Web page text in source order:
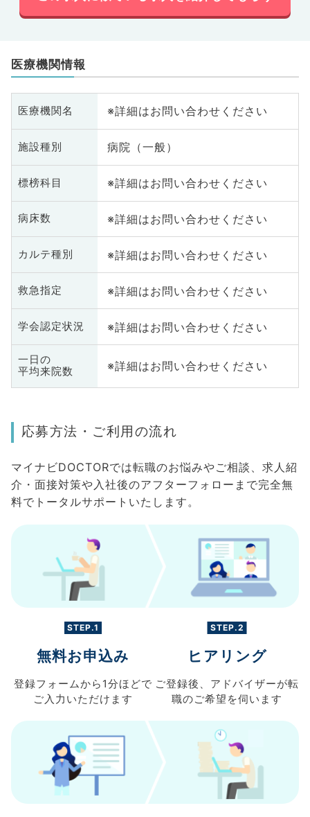
医療機関情報
医療機関名 ※詳細はお問い合わせください
施設種別 病院（一般）
標榜科目 ※詳細はお問い合わせください
病床数 ※詳細はお問い合わせください
カルテ種別 ※詳細はお問い合わせください
救急指定 ※詳細はお問い合わせください
学会認定状況 ※詳細はお問い合わせください
一日の
平均来院数
※詳細はお問い合わせください
応募方法・ご利用の流れ
マイナビDOCTORでは転職のお悩みやご相談、求人紹
介・面接対策や入社後のアフターフォローまで完全無
料でトータルサポートいたします。
STEP.1
無料お申込み
登録フォームから 1分ほどで
ご入力 いただけます
STEP.2
ヒアリング
ご登録後、 アドバイザーが転
職のご希望を伺います